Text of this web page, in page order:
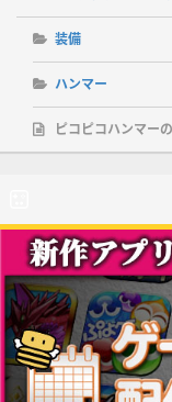
装備
ハンマー
ピコピコハンマー